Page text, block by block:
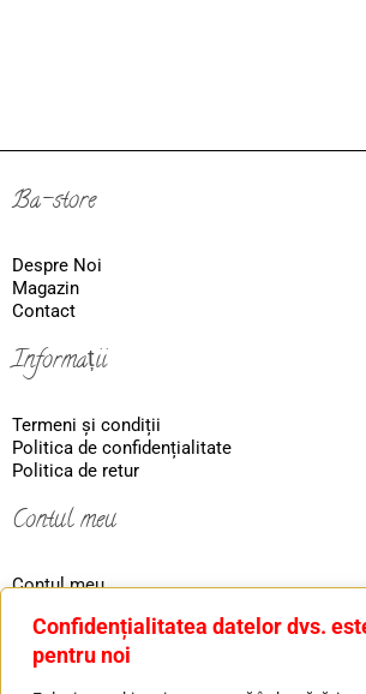
Confidențialitatea datelor dvs.
pentru noi
Ba-store
Despre Noi
Magazin
Contact
Informații
Termeni și condiții
Politica de confidențialitate
Politica de retur
Contul meu
Contul meu
Ordin
Contact